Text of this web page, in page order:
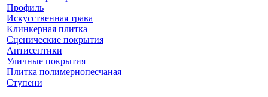
Профиль
Искусственная трава
Клинкерная плитка
Сценические покрытия
Антисептики
Уличные покрытия
Плитка полимернопесчаная
Ступени